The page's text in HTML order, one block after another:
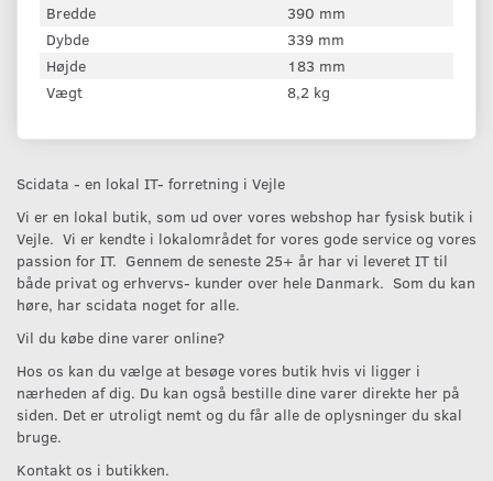
Bredde
390 mm
Dybde
339 mm
Højde
183 mm
Vægt
8,2 kg
Scidata - en lokal IT- forretning i Vejle
Vi er en lokal butik, som ud over vores webshop har fysisk butik i
Vejle. Vi er kendte i lokalområdet for vores gode service og vores
passion for IT. Gennem de seneste 25+ år har vi leveret IT til
både privat og erhvervs- kunder over hele Danmark. Som du kan
høre, har scidata noget for alle.
Vil du købe dine varer online?
Hos os kan du vælge at besøge vores butik hvis vi ligger i
nærheden af dig. Du kan også bestille dine varer direkte her på
siden. Det er utroligt nemt og du får alle de oplysninger du skal
bruge.
Kontakt os i butikken.